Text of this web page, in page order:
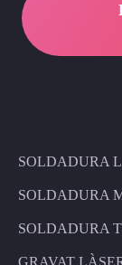
SOLDADURA
SOLDADURA
SOLDADURA
GRAVAT